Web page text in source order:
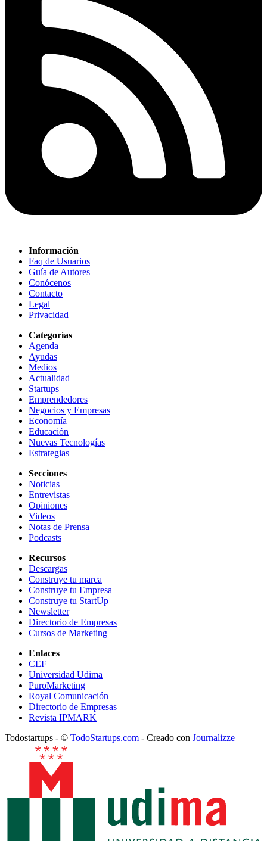
Información
Faq de Usuarios
Guía de Autores
Conócenos
Contacto
Legal
Privacidad
Categorías
Agenda
Ayudas
Medios
Actualidad
Startups
Emprendedores
Negocios y Empresas
Economía
Educación
Nuevas Tecnologías
Estrategias
Secciones
Noticias
Entrevistas
Opiniones
Videos
Notas de Prensa
Podcasts
Recursos
Descargas
Construye tu marca
Construye tu Empresa
Construye tu StartUp
Newsletter
Directorio de Empresas
Cursos de Marketing
Enlaces
CEF
Universidad Udima
PuroMarketing
Royal Comunicación
Directorio de Empresas
Revista IPMARK
Todostartups - © TodoStartups.com - Creado con Journalizze